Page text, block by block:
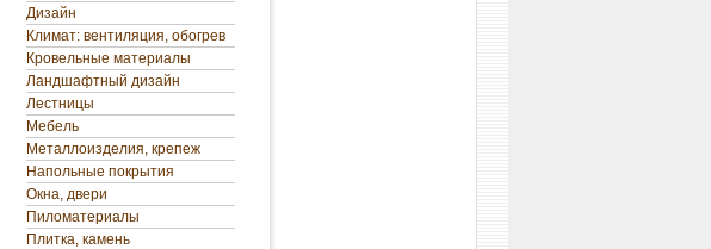
Дизайн
Климат: вентиляция, обогрев
Кровельные материалы
Ландшафтный дизайн
Лестницы
Мебель
Металлоизделия, крепеж
Напольные покрытия
Окна, двери
Пиломатериалы
Плитка, камень